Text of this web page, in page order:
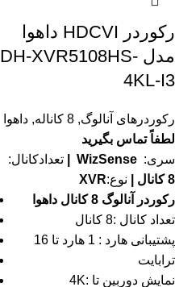
رکوردر HDCVI داهوا
مدل DH-XVR5108HS-
4KL-I3
رکوردرهای آنالوگ, 8 کاناله , داهوا
لطفاً تماس بگیرید
سری:
تعدادکانال:
8 کانال |
نوع:XVR
رکوردر آنالوگ 8 کانال داهوا
تعداد کانال :8 کانال
پشتیبانی هارد : 1 هارد تا 16
ترابایت
نمایش دوربین تا :4K